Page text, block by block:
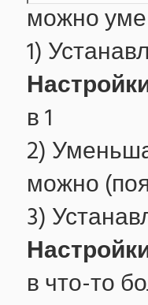
можно
1)
в 1
2)
можно
3)
в что-то